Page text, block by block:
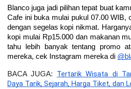
Blanco juga jadi pilihan tepat buat
Cafe ini buka mulai pukul 07.00 WIB,
dengan segelas kopi nikmat.
kopi mulai Rp15.000 dan makanan
tahu lebih banyak tentang promo
mereka, cek Instagram mereka di
BACA JUGA: Tertarik Wisata di
Daya Tarik, Sejarah, Harga Tiket, dan